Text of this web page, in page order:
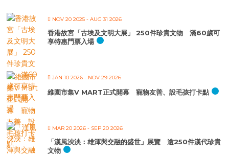
NOV 20 2025 - AUG 31 2026
香港故宮「古埃及文明大展」 250件珍貴文物 滿60歲可
享特惠門票入場
JAN 10 2026 - NOV 29 2026
維園市集V MART正式開幕 寵物友善、設毛孩打卡點
MAR 20 2026 - SEP 20 2026
「漢風泱泱：雄渾與交融的盛世」展覽 逾250件漢代珍貴
文物